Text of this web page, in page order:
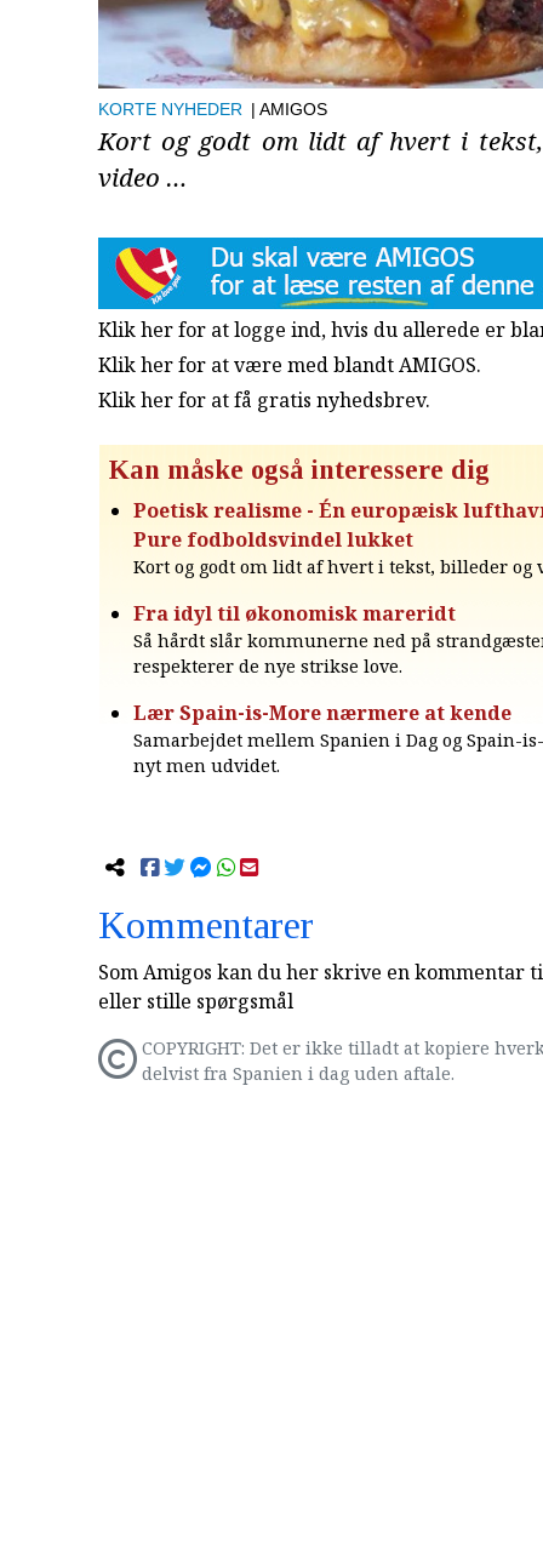
KORTE NYHEDER | AMIGOS
Kort og godt om lidt af hvert i
video …
Klik her for at logge ind, hvis du allerede er
Klik her for at være med blandt AMIGOS.
Klik her for at få gratis nyhedsbrev.
Kan måske også interessere dig
Poetisk realisme - Én europæisk
Pure fodboldsvindel lukket
Kort og godt om lidt af hvert i tekst, billeder og
Fra idyl til økonomisk mareridt
Så hårdt slår kommunerne ned på
respekterer de nye strikse love.
Lær Spain-is-More nærmere at kende
Samarbejdet mellem Spanien i Dag og Spain-
nyt men udvidet.
Kommentarer
Som Amigos kan du her skrive en kommentar
eller stille spørgsmål
COPYRIGHT: Det er ikke tilladt at kopiere
delvist fra Spanien i dag uden aftale.